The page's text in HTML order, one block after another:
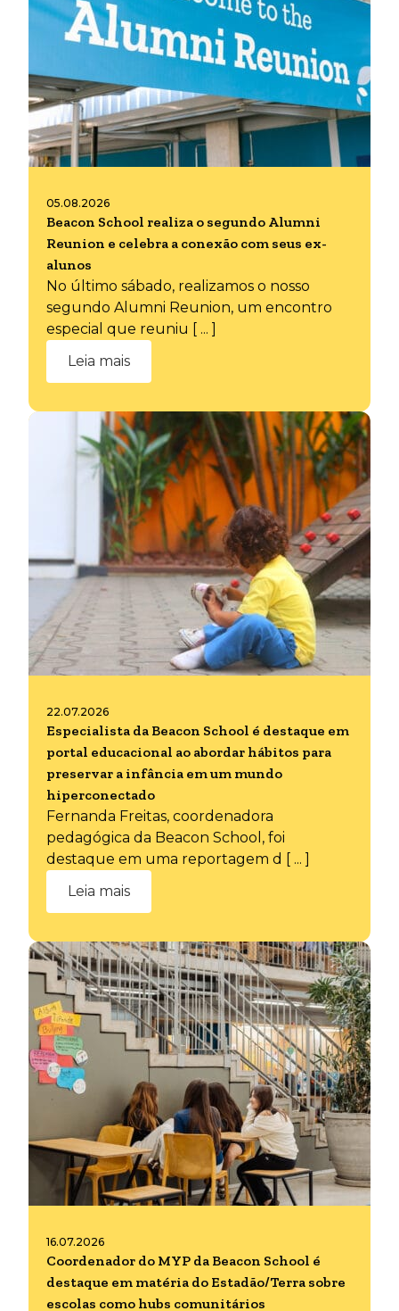
05.08.2026
Beacon School realiza o segundo Alumni
Reunion e celebra a conexão com seus ex-
alunos
No último sábado, realizamos o nosso
segundo Alumni Reunion, um encontro
especial que reuniu [ ... ]
Leia mais
22.07.2026
Especialista da Beacon School é destaque em
portal educacional ao abordar hábitos para
preservar a infância em um mundo
hiperconectado
Fernanda Freitas, coordenadora
pedagógica da Beacon School, foi
destaque em uma reportagem d [ ... ]
Leia mais
16.07.2026
Coordenador do MYP da Beacon School é
destaque em matéria do Estadão/Terra sobre
escolas como hubs comunitários